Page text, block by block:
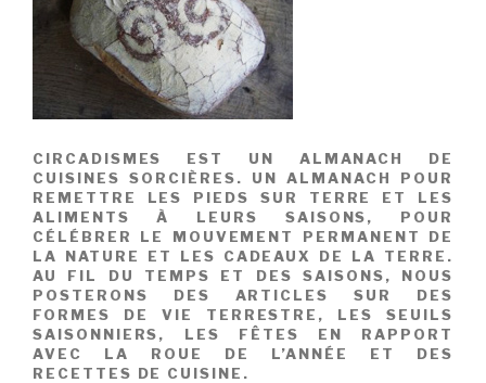
CIRCADISMES EST UN ALMANACH DE
CUISINES SORCIÈRES. UN ALMANACH POUR
REMETTRE LES PIEDS SUR TERRE ET LES
ALIMENTS À LEURS SAISONS, POUR
CÉLÉBRER LE MOUVEMENT PERMANENT DE
LA NATURE ET LES CADEAUX DE LA TERRE.
AU FIL DU TEMPS ET DES SAISONS, NOUS
POSTERONS DES ARTICLES SUR DES
FORMES DE VIE TERRESTRE, LES SEUILS
SAISONNIERS, LES FÊTES EN RAPPORT
AVEC LA ROUE DE L’ANNÉE ET DES
RECETTES DE CUISINE.